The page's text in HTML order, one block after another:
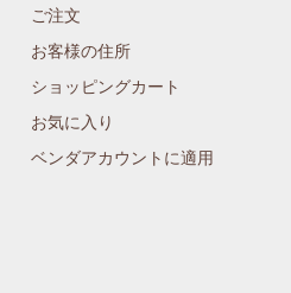
ご注文
お客様の住所
ショッピングカート
お気に入り
ベンダアカウントに適用